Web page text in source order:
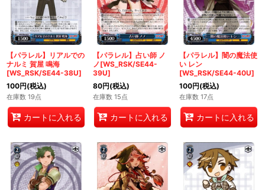
【パラレル】リアルでの
ナルミ 賀屋 鳴海
[WS_RSK/SE44-38U]
100円(税込)
在庫数 19点
カートに入れる
【パラレル】占い師 ノ
ノ[WS_RSK/SE44-
39U]
80円(税込)
在庫数 15点
カートに入れる
【パラレル】闇の魔法使
い レン
[WS_RSK/SE44-40U]
100円(税込)
在庫数 17点
カートに入れる